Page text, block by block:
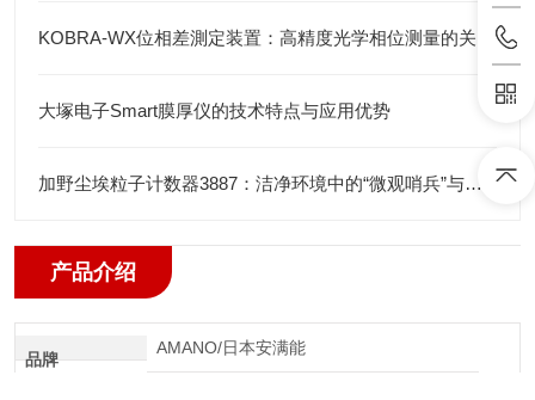
大塚电子Smart膜厚仪的技术特点与应用优势
加野尘埃粒子计数器3887：洁净环境中的“微观哨兵”与洁净度“审计官”
产品介绍
品牌
AMANO/日本安满能